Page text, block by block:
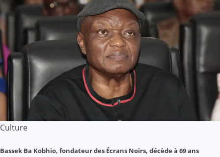
Culture
Bassek Ba Kobhio, fondateur des Écrans Noirs, décède à 69 ans